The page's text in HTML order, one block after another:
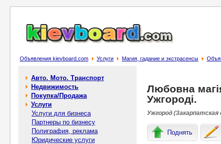
Объявления kievboard.com Услуги Магия, гадание и экстрасенсы
Авто. Мото. Транспорт
Недвижимость
Покупка/Продажа
Услуги
Услуги для бизнеса
Партнеры по бизнесу
Полиграфия, реклама
Юридические услуги
Любовна
Ужгороді.
Ужгород (Закарпатская
Поднять